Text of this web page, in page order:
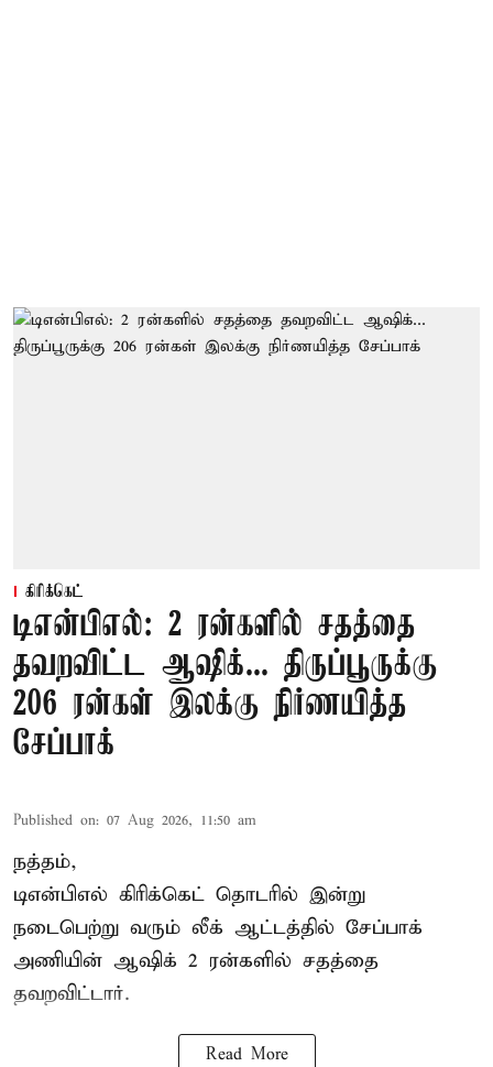
கிரிக்கெட்
டிஎன்பிஎல்: 2 ரன்களில் சதத்தை
தவறவிட்ட ஆஷிக்... திருப்பூருக்கு
206 ரன்கள் இலக்கு நிர்ணயித்த
சேப்பாக்
Published on: 07 Aug 2026, 11:50 am
நத்தம்,
டிஎன்பிஎல் கிரிக்கெட் தொடரில் இன்று
நடைபெற்று வரும் லீக் ஆட்டத்தில் சேப்பாக்
அணியின் ஆஷிக் 2 ரன்களில் சதத்தை
தவறவிட்டார்.
Read More